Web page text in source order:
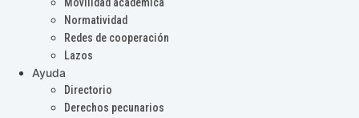
Movilidad académica
Normatividad
Redes de cooperación
Lazos
Ayuda
Directorio
Derechos pecunarios